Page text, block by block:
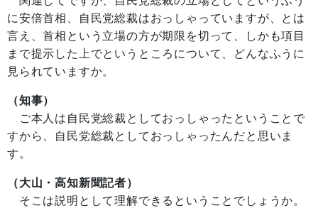
に安倍首相、自民党総裁はおっしゃっていますが、とは
言え、首相という立場の方が期限を切って、しかも項目
まで提示した上でというところについて、どんなふうに
見られていますか。
（知事）
ご本人は自民党総裁としておっしゃったということで
すから、自民党総裁としておっしゃったんだと思いま
す。
（大山・高知新聞記者）
そこは説明として理解できるということでしょうか。